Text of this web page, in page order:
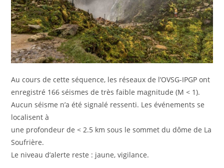
Au cours de cette séquence, les réseaux de l’OVSG-IPGP ont
enregistré 166 séismes de très faible magnitude (M < 1).
Aucun séisme n’a été signalé ressenti. Les événements se
localisent à
une profondeur de < 2.5 km sous le sommet du dôme de La
Soufrière.
Le niveau d’alerte reste : jaune, vigilance.